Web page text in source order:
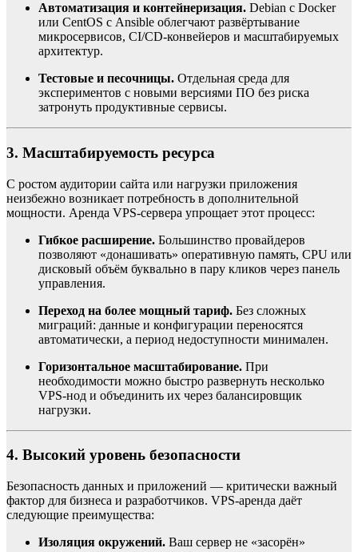
Автоматизация и контейнеризация. Debian с Docker
или CentOS с Ansible облегчают развёртывание
микросервисов, CI/CD-конвейеров и масштабируемых
архитектур.
Тестовые и песочницы. Отдельная среда для
экспериментов с новыми версиями ПО без риска
затронуть продуктивные сервисы.
3. Масштабируемость ресурса
С ростом аудитории сайта или нагрузки приложения
неизбежно возникает потребность в дополнительной
мощности. Аренда VPS-сервера упрощает этот процесс:
Гибкое расширение. Большинство провайдеров
позволяют «донашивать» оперативную память, CPU или
дисковый объём буквально в пару кликов через панель
управления.
Переход на более мощный тариф. Без сложных
миграций: данные и конфигурации переносятся
автоматически, а период недоступности минимален.
Горизонтальное масштабирование. При
необходимости можно быстро развернуть несколько
VPS-нод и объединить их через балансировщик
нагрузки.
4. Высокий уровень безопасности
Безопасность данных и приложений — критически важный
фактор для бизнеса и разработчиков. VPS-аренда даёт
следующие преимущества:
Изоляция окружений. Ваш сервер не «засорён»